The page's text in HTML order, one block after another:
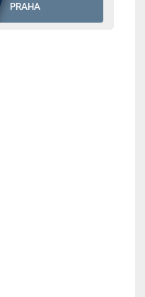
PRAHA